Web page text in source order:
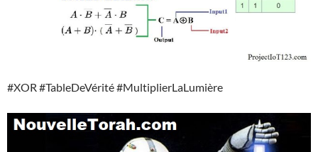
#XOR #TableDeVérité #MultiplierLaLumière